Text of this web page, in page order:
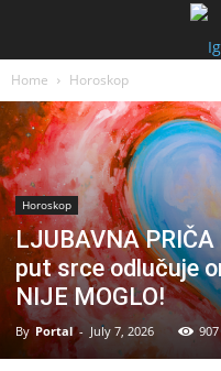
Home Horoskop
Horoskop
LJUBAVNA
put srce odlučuje
NIJE MOGLO!
By Portal - July 7, 2026 907